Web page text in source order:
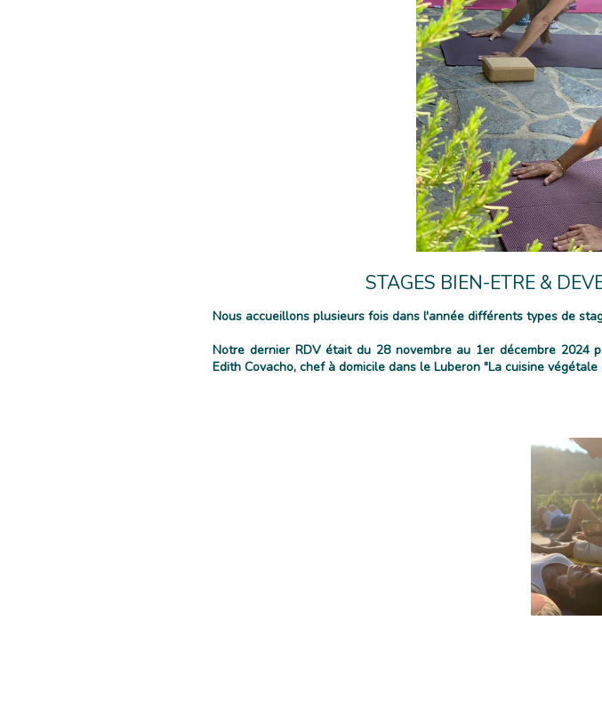
STAGES BIEN-ETRE &
Nous accueillons plusieurs fois dans l'année différents types de
Notre dernier RDV était du 28 novembre au 1er décembre 2024
Edith Covacho, chef à domicile dans le Luberon "La cuisine végétale